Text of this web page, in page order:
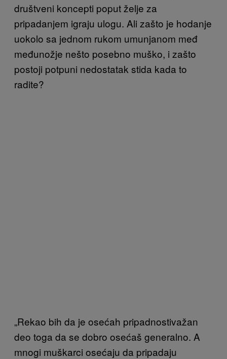
društveni koncepti poput želje za
pripadanjem igraju ulogu. Ali zašto je hodanje
uokolo sa jednom rukom umunjanom međ
međunožje nešto posebno muško, i zašto
postoji potpuni nedostatak stida kada to
radite?
„Rekao bih da je osećah pripadnostivažan
deo toga da se dobro osećaš generalno. A
mnogi muškarci osećaju da pripadaju